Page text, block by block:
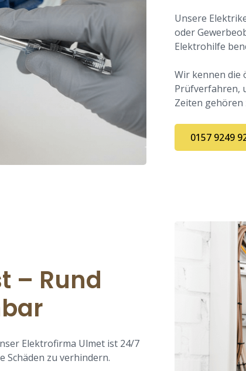
Unsere
oder
Elektrohilfe
Wir kennen die
Prüfverfahren,
Zeiten gehören
0157 9249
– Rund
Elektrofirma Ulmet ist 24/7
Schäden zu verhindern.